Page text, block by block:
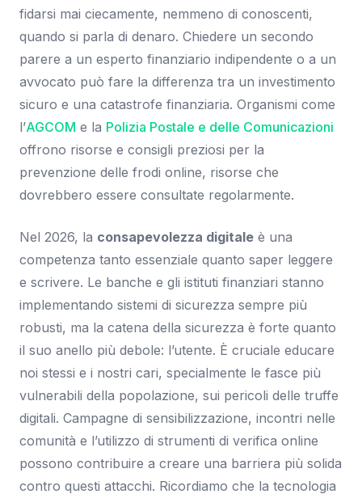
fidarsi mai ciecamente, nemmeno di conoscenti,
quando si parla di denaro. Chiedere un secondo
parere a un esperto finanziario indipendente o a un
avvocato può fare la differenza tra un investimento
sicuro e una catastrofe finanziaria. Organismi come
l’AGCOM e la Polizia Postale e delle Comunicazioni
offrono risorse e consigli preziosi per la
prevenzione delle frodi online, risorse che
dovrebbero essere consultate regolarmente.
Nel 2026, la consapevolezza digitale è una
competenza tanto essenziale quanto saper leggere
e scrivere. Le banche e gli istituti finanziari stanno
implementando sistemi di sicurezza sempre più
robusti, ma la catena della sicurezza è forte quanto
il suo anello più debole: l’utente. È cruciale educare
noi stessi e i nostri cari, specialmente le fasce più
vulnerabili della popolazione, sui pericoli delle truffe
digitali. Campagne di sensibilizzazione, incontri nelle
comunità e l’utilizzo di strumenti di verifica online
possono contribuire a creare una barriera più solida
contro questi attacchi. Ricordiamo che la tecnologia